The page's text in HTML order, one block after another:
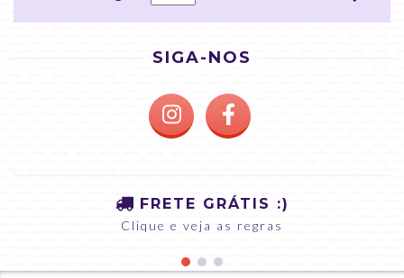
SIGA-NOS
FRETE GRÁTIS :)
Clique e veja as regras